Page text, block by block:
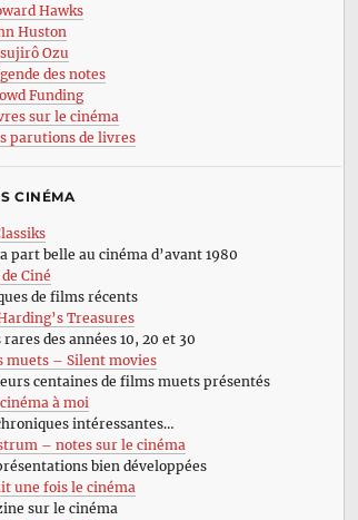
Hawks
Huston
Ozu
des notes
Funding
sur le cinéma
parutions de livres
CINÉMA
part belle au cinéma d’avant 1980
Ciné
de films récents
Treasures
des années 10, 20 et 30
muets – Silent movies
centaines de films muets présentés
à moi
intéressantes…
– notes sur le cinéma
bien développées
une fois le cinéma
sur le cinéma